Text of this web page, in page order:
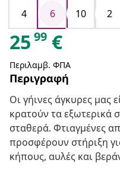
4
6 10 2
25 99 €
Περιλαμβ. ΦΠΑ
Περιγραφή
Οι γήινες άγκυρες μας
κρατούν τα εξωτερικά
σταθερά. Φτιαγμένες
προσφέρουν στήριξη
κήπους, αυλές και